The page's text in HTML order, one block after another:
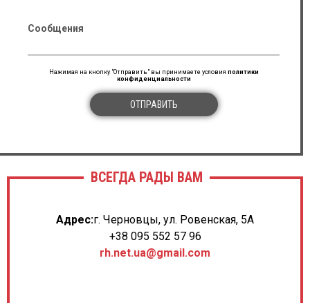
Сообщения
Нажимая на кнопку "Отправить" вы принимаете условия политики
конфиденциальности
ОТПРАВИТЬ
ВСЕГДА РАДЫ ВАМ
Адрес:г. Черновцы, ул. Ровенская, 5А
+38 095 552 57 96
rh.net.ua@gmail.com